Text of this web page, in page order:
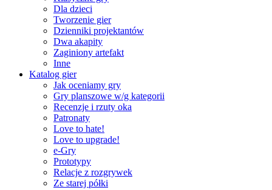
Dla dzieci
Tworzenie gier
Dzienniki projektantów
Dwa akapity
Zaginiony artefakt
Inne
Katalog gier
Jak oceniamy gry
Gry planszowe w/g kategorii
Recenzje i rzuty oka
Patronaty
Love to hate!
Love to upgrade!
e-Gry
Prototypy
Relacje z rozgrywek
Ze starej półki